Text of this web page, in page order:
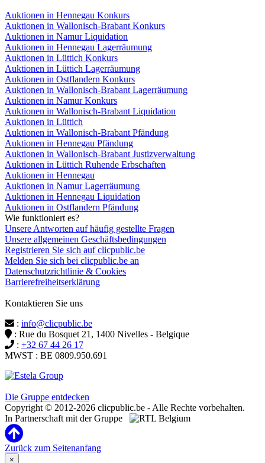
Auktionen in Hennegau Konkurs
Auktionen in Wallonisch-Brabant Konkurs
Auktionen in Namur Liquidation
Auktionen in Hennegau Lagerräumung
Auktionen in Lüttich Konkurs
Auktionen in Lüttich Lagerräumung
Auktionen in Ostflandern Konkurs
Auktionen in Wallonisch-Brabant Lagerräumung
Auktionen in Namur Konkurs
Auktionen in Wallonisch-Brabant Liquidation
Auktionen in Lüttich
Auktionen in Wallonisch-Brabant Pfändung
Auktionen in Hennegau Pfändung
Auktionen in Wallonisch-Brabant Justizverwaltung
Auktionen in Lüttich Ruhende Erbschaften
Auktionen in Hennegau
Auktionen in Namur Lagerräumung
Auktionen in Hennegau Liquidation
Auktionen in Ostflandern Pfändung
Wie funktioniert es?
Unsere Antworten auf häufig gestellte Fragen
Unsere allgemeinen Geschäftsbedingungen
Registrieren Sie sich auf clicpublic.be
Melden Sie sich bei clicpublic.be an
Datenschutzrichtlinie & Cookies
Barrierefreiheitserklärung
Kontaktieren Sie uns
: info@clicpublic.be
: Rue du Bosquet 21, 1400 Nivelles - Belgique
: +32 67 44 26 17
MWST : BE 0809.950.691
Die Gruppe entdecken
Copyright © 2012-2026 clicpublic.be - Alle Rechte vorbehalten.
In Partnerschaft mit der Gruppe
Zurück zum Seitenanfang
×